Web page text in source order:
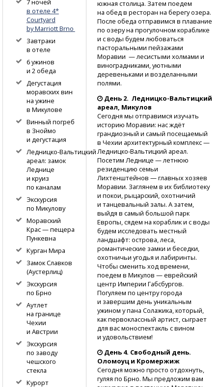
южная столица. Затем поедем
на обед в ресторан на берегу озера.
После обеда отправимся в плавание
по озеру на прогулочном кораблике
и с воды будем любоваться
пасторальными пейзажами
Моравии — лесистыми холмами и
виноградниками, уютными
деревеньками и возделанными
полями.
День 2. Ледницко-Вальтицкий
ареал, Микулов
Сегодня мы отправимся изучать
историю Моравии: нас ждёт
грандиозный и самый посещаемый
в Чехии архитектурный комплекс —
Ледницко-Вальтицкий ареал.
Посетим Леднице — летнюю
резиденцию семьи
Лихтенштейнов — главных хозяев
Моравии. Заглянем в их библиотеку
и покои, рыцарский, охотничий
и танцевальный залы. А затем,
выйдя в самый большой парк
Европы, сядем на кораблик и с воды
будем исследовать местный
ландшафт: острова, леса,
романтические замки и беседки,
охотничьи угодья и лабиринты.
Чтобы сменить ход времени,
поедем в Микулов — еврейский
центр Империи Габсбургов.
Погуляем по центру города
и завершим день уникальным
ужином у пана Солажика, который,
как первоклассный артист, сыграет
для вас моноспектакль с вином
и удовольствием!
День 4. Свободный день.
Оломоуц и Кромержиж
Сегодня можно просто отдохнуть,
гуляя по Брно. Мы предложим вам
7 ночей
в отеле 4*
Courtyard
by Marriott Brno
Завтраки
в отеле
6 ужинов
и 2 обеда
Дегустация
моравских вин
на ужине
в Микулове
Винный погреб
в Зноймо
и дегустация
Ледницко-Вальтицкий
ареал: замок
Леднице
и круиз
по каналам
Экскурсия
по Микулову
Моравский
Крас — пещера
Пункевна
Курган Мира
Замок Славков
(Аустерлиц)
Экскурсия
по Брно
Аутлет
на границе
Чехии
и Австрии
Экскурсия
по заводу
чешского
стекла
Курорт